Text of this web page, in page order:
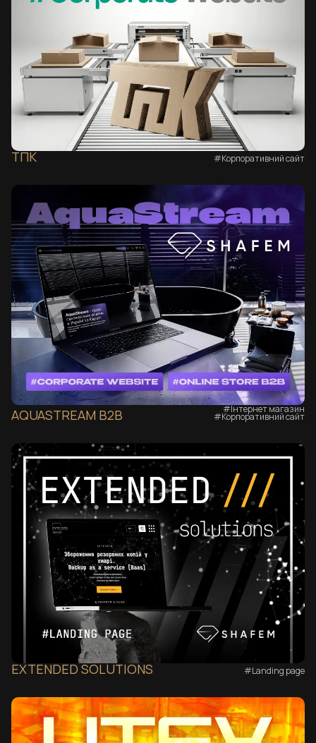
ТПК #Корпоративний сайт
AQUASTREAM B2B #Інтернет магазин
#Корпоративний сайт
EXTENDED SOLUTIONS #Landing page